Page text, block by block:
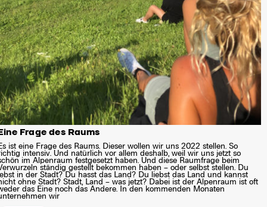
Frage des Raums
ist eine Frage des Raums. Dieser wollen wir uns 2022 stellen. So
intensiv. Und natürlich vor allem deshalb, weil wir uns jetzt so
im Alpenraum festgesetzt haben. Und diese Raumfrage beim
ständig gestellt bekommen haben – oder selbst stellen. Du
in der Stadt? Du hasst das Land? Du liebst das Land und kannst
ohne Stadt? Stadt, Land – was jetzt? Dabei ist der Alpenraum ist oft
das Eine noch das Andere. In den kommenden Monaten
wir